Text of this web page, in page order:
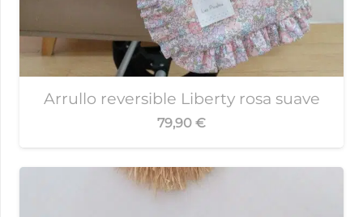
Arrullo reversible Liberty rosa suave
79,90 €